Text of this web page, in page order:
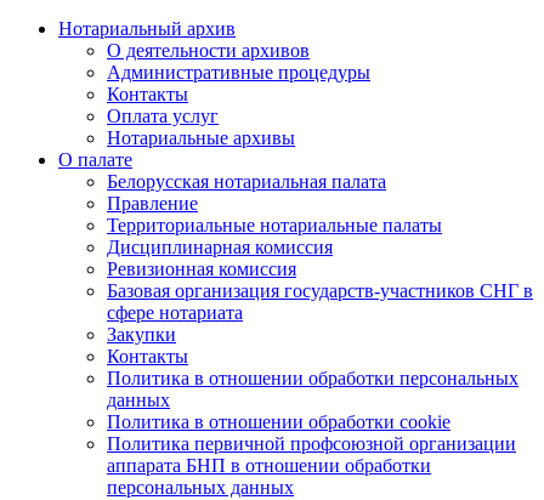
Нотариальный архив
О деятельности архивов
Административные процедуры
Контакты
Оплата услуг
Нотариальные архивы
О палате
Белорусская нотариальная палата
Правление
Территориальные нотариальные палаты
Дисциплинарная комиссия
Ревизионная комиссия
Базовая организация государств-участников СНГ в
сфере нотариата
Закупки
Контакты
Политика в отношении обработки персональных
данных
Политика в отношении обработки cookie
Политика первичной профсоюзной организации
аппарата БНП в отношении обработки
персональных данных